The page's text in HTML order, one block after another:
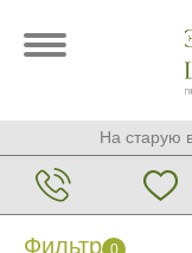
На старую
Фильтр 0